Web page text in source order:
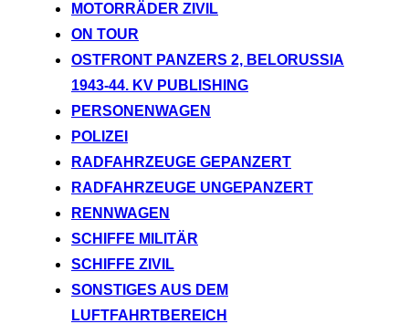
MOTORRÄDER ZIVIL
ON TOUR
OSTFRONT PANZERS 2, BELORUSSIA
1943-44. KV PUBLISHING
PERSONENWAGEN
POLIZEI
RADFAHRZEUGE GEPANZERT
RADFAHRZEUGE UNGEPANZERT
RENNWAGEN
SCHIFFE MILITÄR
SCHIFFE ZIVIL
SONSTIGES AUS DEM
LUFTFAHRTBEREICH